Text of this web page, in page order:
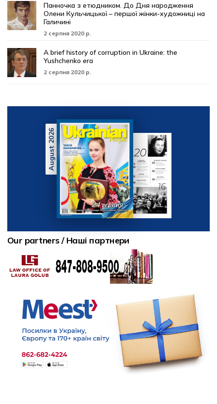
Панночка з етюдником. До Дня народження
Олени Кульчицької – першої жінки-художниці на
Галичині
2 серпня 2020 р.
A brief history of corruption in Ukraine: the
Yushchenko era
2 серпня 2020 р.
August 2026
Our partners / Наші партнери